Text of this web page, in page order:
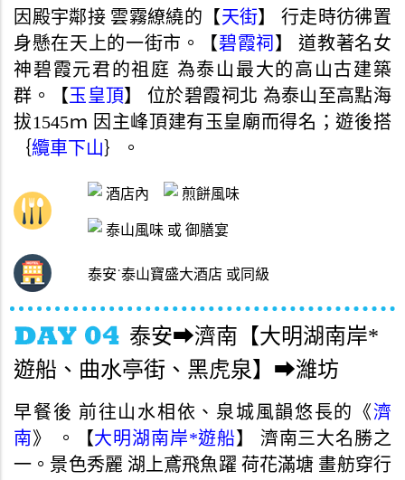
因殿宇鄰接 雲霧繚繞的【天街】 行走時彷彿置
身懸在天上的一街市。【碧霞祠 】 道教著名女
神碧霞元君的祖庭 為泰山最大的高山古建築
群。【玉皇頂】 位於碧霞祠北 為泰山至高點海
拔1545ｍ 因主峰頂建有玉皇廟而得名；遊後搭
｛纜車下山｝。
酒店內 煎餅風味
泰山風味 或 御膳宴
泰安˙泰山寶盛大酒店 或同級
泰安➡濟南【大明湖南岸*
遊船、曲水亭街、黑虎泉】➡濰坊
早餐後 前往山水相依、泉城風韻悠長的《濟
南》 。【大明湖南岸*遊船】 濟南三大名勝之
一。景色秀麗 湖上鳶飛魚躍 荷花滿塘 畫舫穿行